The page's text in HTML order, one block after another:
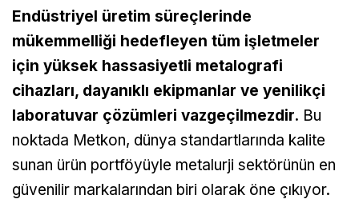
Endüstriyel üretim süreçlerinde
mükemmelliği hedefleyen tüm işletmeler
için yüksek hassasiyetli metalografi
cihazları, dayanıklı ekipmanlar ve yenilikçi
laboratuvar çözümleri vazgeçilmezdir. Bu
noktada Metkon, dünya standartlarında kalite
sunan ürün portföyüyle metalurji sektörünün en
güvenilir markalarından biri olarak öne çıkıyor.